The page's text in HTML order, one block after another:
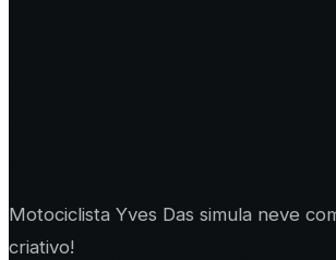
Motociclista Yves Das simula neve
criativo!